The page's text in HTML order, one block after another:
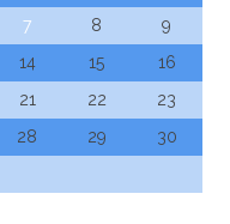
7 8
9
14 15
16
21 22
23
28 29
30